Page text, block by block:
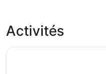
Activités
City Sightseeing Las